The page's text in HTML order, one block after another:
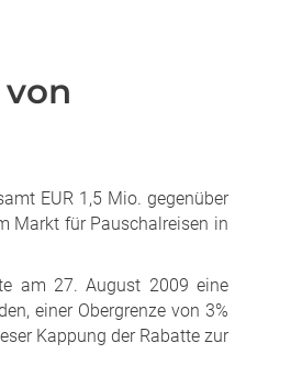
EUR 1,5 Mio. gegenüber
Markt für Pauschalreisen in
am 27. August 2009 eine
einer Obergrenze von 3%
Kappung der Rabatte zur